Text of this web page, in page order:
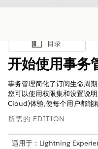
显示目录
目录
开始使用事务
事务管理简化了订阅生命周
您可以使用权限集和设置说
Cloud)体验,使每个用户都能
所需的 EDITION
适用于：Lightning